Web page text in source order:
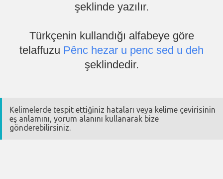
şeklinde yazılır.
Türkçenin kullandığı alfabeye göre
telaffuzu Pênc hezar u penc sed u deh
şeklindedir.
Kelimelerde tespit ettiğiniz hataları veya kelime çevirisinin
eş anlamını, yorum alanını kullanarak bize
gönderebilirsiniz.